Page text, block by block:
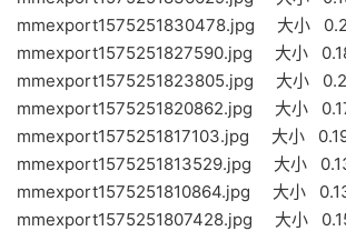
mmexport1575251830478.jpg 大小
mmexport1575251827590.jpg 大小
mmexport1575251823805.jpg 大小
mmexport1575251820862.jpg 大小
mmexport1575251817103.jpg 大小
mmexport1575251813529.jpg 大小
mmexport1575251810864.jpg 大小
mmexport1575251807428.jpg 大小